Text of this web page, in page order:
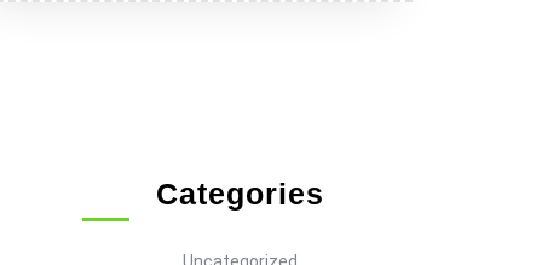
Categories